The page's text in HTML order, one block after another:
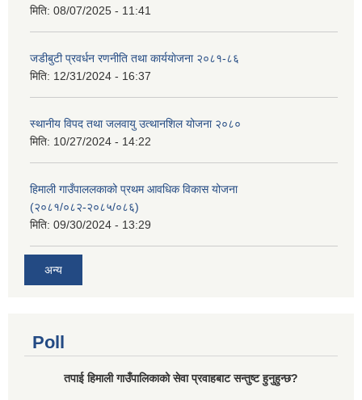
मिति: 08/07/2025 - 11:41
जडीबुटी प्रवर्धन रणनीति तथा कार्ययाेजना २०८१-८६
मिति: 12/31/2024 - 16:37
स्थानीय विपद तथा जलवायु उत्थानशिल योजना २०८०
मिति: 10/27/2024 - 14:22
हिमाली गाउँपाललकाको प्रथम आवधिक विकास योजना
(२०८१/०८२-२०८५/०८६)
मिति: 09/30/2024 - 13:29
अन्य
Poll
तपाई हिमाली गाउँपालिकाको सेवा प्रवाहबाट सन्तुष्ट हुनुहुन्छ?